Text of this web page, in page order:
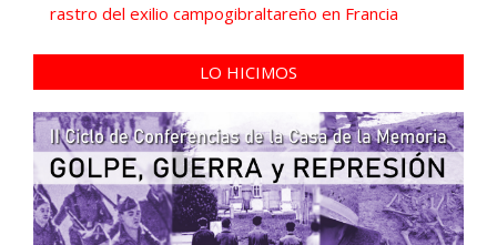
rastro del exilio campogibraltareño en Francia
LO HICIMOS